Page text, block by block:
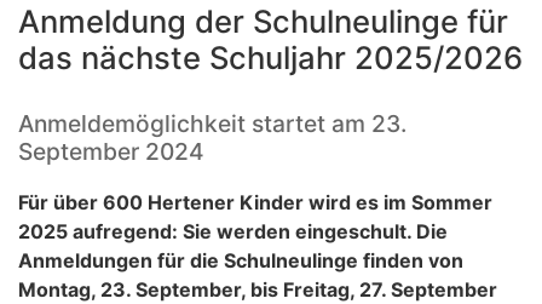
Anmeldung der Schulneulinge für
das nächste Schuljahr 2025/2026
Anmeldemöglichkeit startet am 23.
September 2024
Für über 600 Hertener Kinder wird es im Sommer
2025 aufregend: Sie werden eingeschult. Die
Anmeldungen für die Schulneulinge finden von
Montag, 23. September, bis Freitag, 27. September